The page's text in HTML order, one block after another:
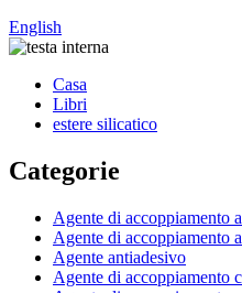
English
Casa
Libri
estere silicatico
Categorie
Agente di accoppiamento
Agente di accoppiamento
Agente antiadesivo
Agente di accoppiamento